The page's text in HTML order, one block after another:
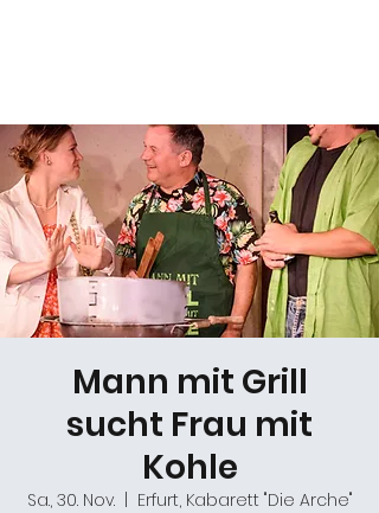
Mann mit Grill
sucht Frau mit
Kohle
Sa., 30. Nov.
  |
Erfurt, Kabarett "Die Arche"